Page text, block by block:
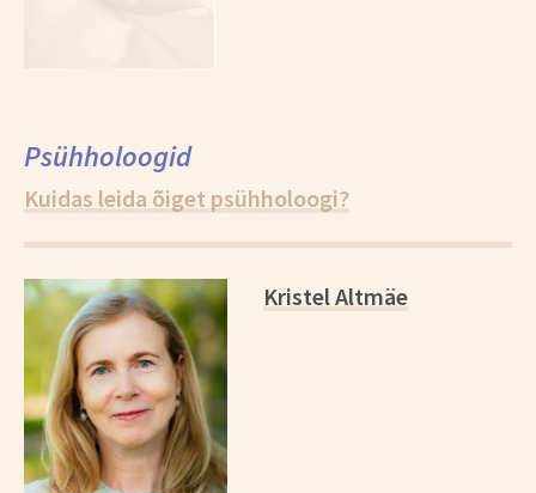
Psühholoogid
Kuidas leida õiget psühholoogi?
Kristel Altmäe